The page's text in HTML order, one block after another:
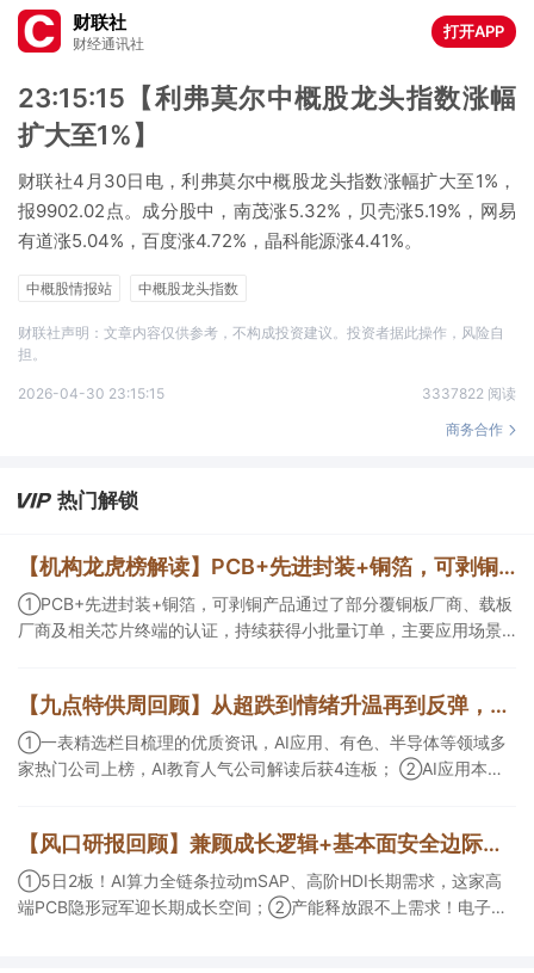
财联社
财经通讯社
打开APP
23:15:15【利弗莫尔中概股龙头指数涨幅
扩大至1%】
财联社4月30日电，利弗莫尔中概股龙头指数涨幅扩大至1%，
报9902.02点。成分股中，南茂涨5.32%，贝壳涨5.19%，网易
有道涨5.04%，百度涨4.72%，晶科能源涨4.41%。
中概股情报站 中概股龙头指数
财联社声明：文章内容仅供参考，不构成投资建议。投资者据此操作，风险自
担。
2026-04-30 23:15:15
3337822 阅读
商务合作
热门解锁
【机构龙虎榜解读】PCB+先进封装+铜箔，可剥铜产品通过了部分覆铜板厂商、载板厂商及相关芯片终端的认证，持续获得小批量订单，主要应用场景包括芯片封装光模块用PCB，机构大额净买入这家公司
①PCB+先进封装+铜箔，可剥铜产品通过了部分覆铜板厂商、载板
厂商及相关芯片终端的认证，持续获得小批量订单，主要应用场景
等方面具有丰富经验，具备承接细胞与基因治疗产品商业化受托生
产的合规资质，这家公司获净买入。
【九点特供周回顾】从超跌到情绪升温再到反弹，栏目梳理AI应用题材逻辑，AI教育人气公司解读后获4连板
①一表精选栏目梳理的优质资讯，AI应用、有色、半导体等领域多
家热门公司上榜，AI教育人气公司解读后获4连板； ②AI应用本周
角前瞻产业供需情况，提及2家核心公司双双涨停。
【风口研报回顾】兼顾成长逻辑+基本面安全边际！王牌自营前瞻覆盖“pcb+MLCC+电子布”，梳理AI产业链优质标的“深坑起跳”
①5日2板！AI算力全链条拉动mSAP、高阶HDI长期需求，这家高
端PCB隐形冠军迎长期成长空间；②产能释放跟不上需求！电子布